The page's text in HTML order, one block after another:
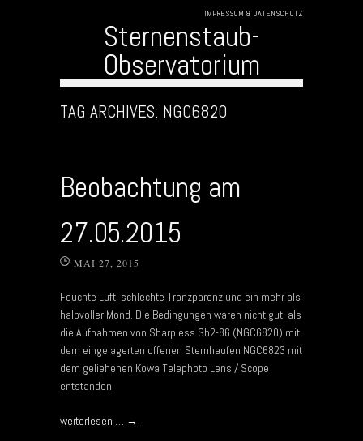
IMPRESSUM & DATENSCHUTZ
Sternenstaub-
Observatorium
TAG ARCHIVES: NGC6820
Beobachtung am
27.05.2015
MAI 27, 2015
Feuchte Luft, schlechte Tranzparenz und ein mehr als
halbvoller Mond. Die Bedingungen waren nicht gut, als
die Aufnahmen von Sharpless Sh2-86 (NGC6820) mit
dem eingelagerten offenen Sternhaufen NGC6823 mit
dem geliehenen Kowa Telephoto Lens / Scope
entstanden.
weiterlesen … →